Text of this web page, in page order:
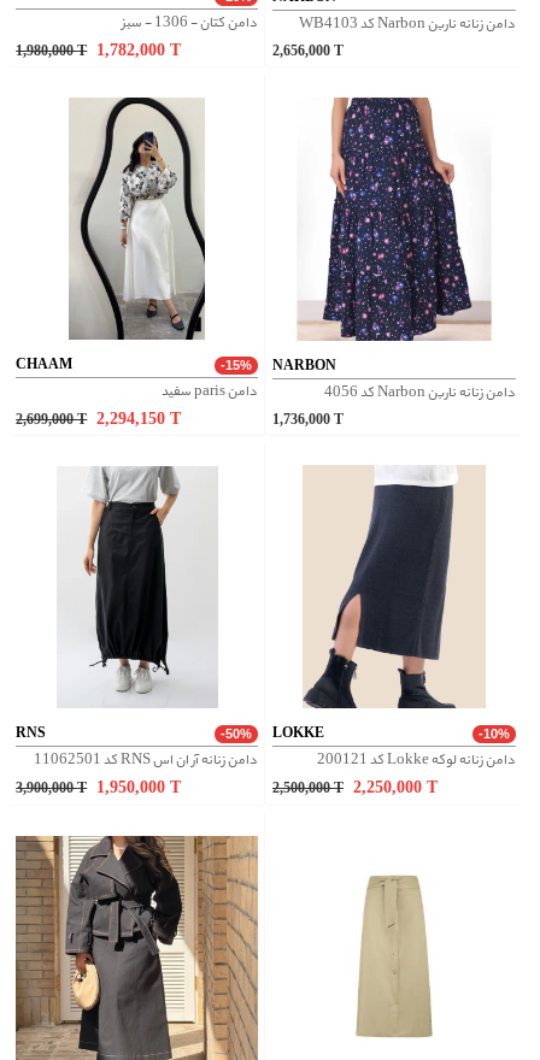
دامن کتان - 1306 - سبز
1,980,000 T 1,782,000
دامن زنانه ناربن Narbon کد WB4103
2,656,000
CHAAM -15%
دامن paris سفید
2,699,000 T 2,294,150
NARBON
دامن زنانه ناربن Narbon کد 4056
1,736,000
RNS -50%
دامن زنانه آر ان اس RNS کد 11062501
3,900,000 T 1,950,000
LOKKE -10%
دامن زنانه لوکه Lokke کد 200121
2,500,000 T 2,250,000